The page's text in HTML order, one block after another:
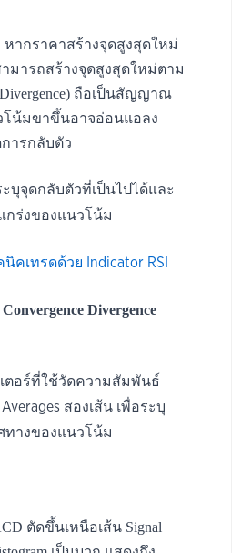
หากราคาสร้างจุดสูงสุดใหม่
ามารถสร้างจุดสูงสุดใหม่ตาม
Divergence) ถือเป็นสัญญาณ
โน้มขาขึ้นอาจอ่อนแอลง
ารกลับตัว
บุจุดกลับตัวที่เป็นไปได้และ
ร่งของแนวโน้ม
คเทรดด้วย Indicator RSI
Divergence
ตอร์ที่ใช้วัดความสัมพันธ์
สองเส้น เพื่อระบุ
ทางของแนวโน้ม
ตัดขึ้นเหนือเส้น Signal